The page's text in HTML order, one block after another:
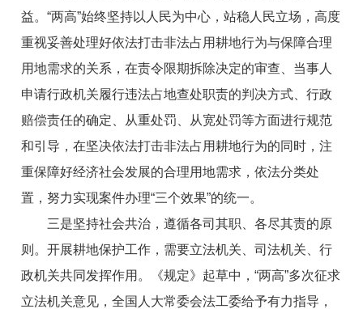
益。“两高”始终坚持以人民为中心，站稳人民立场，高度
重视妥善处理好依法打击非法占用耕地行为与保障合理
用地需求的关系，在责令限期拆除决定的审查、当事人
申请行政机关履行违法占地查处职责的判决方式、行政
赔偿责任的确定、从重处罚、从宽处罚等方面进行规范
和引导，在坚决依法打击非法占用耕地行为的同时，注
重保障好经济社会发展的合理用地需求，依法分类处
置，努力实现案件办理“三个效果”的统一。
三是坚持社会共治，遵循各司其职、各尽其责的原
则。开展耕地保护工作，需要立法机关、司法机关、行
政机关共同发挥作用。《规定》起草中，“两高”多次征求
立法机关意见，全国人大常委会法工委给予有力指导，